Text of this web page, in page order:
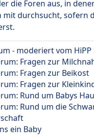
die Foren aus, in
durchsucht, sofern